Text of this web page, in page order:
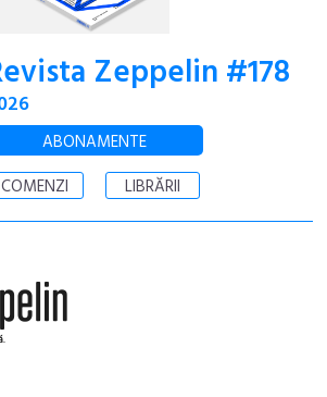
Zeppelin #178
ABONAMENTE
COMENZI
LIBRĂRII